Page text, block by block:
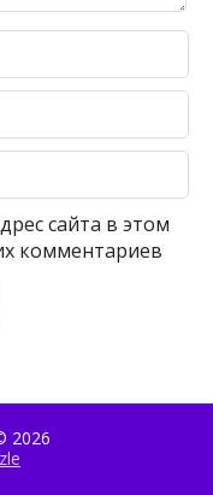
сайта в этом
комментариев
2026